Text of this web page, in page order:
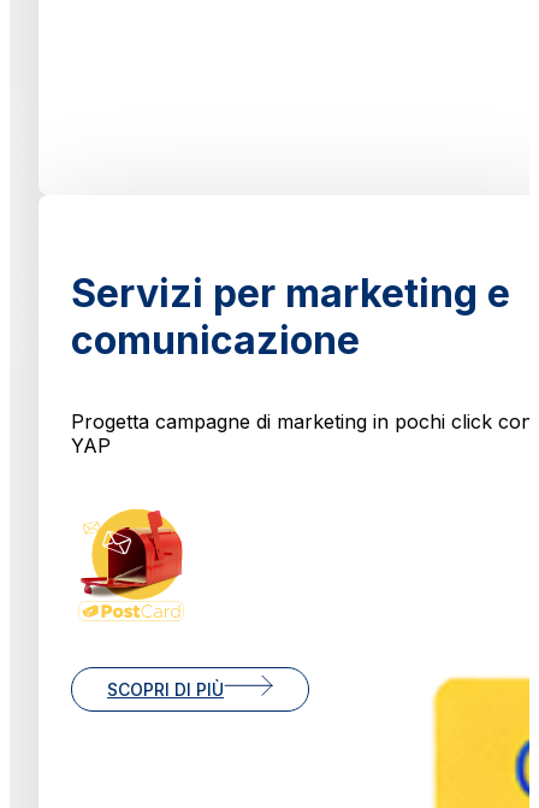
Servizi per marketing e
comunicazione
Progetta campagne di marketing in pochi click con
YAP
SCOPRI DI PIÙ